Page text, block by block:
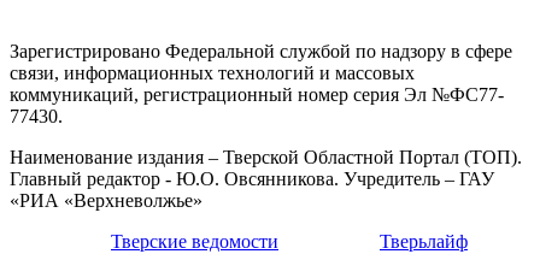
Зарегистрировано Федеральной службой по надзору в сфере
связи, информационных технологий и массовых
коммуникаций, регистрационный номер серия Эл №ФС77-
77430.
Наименование издания – Тверской Областной Портал (ТОП).
Главный редактор - Ю.О. Овсянникова. Учредитель – ГАУ
«РИА «Верхневолжье»
Тверские ведомости
Тверьлайф